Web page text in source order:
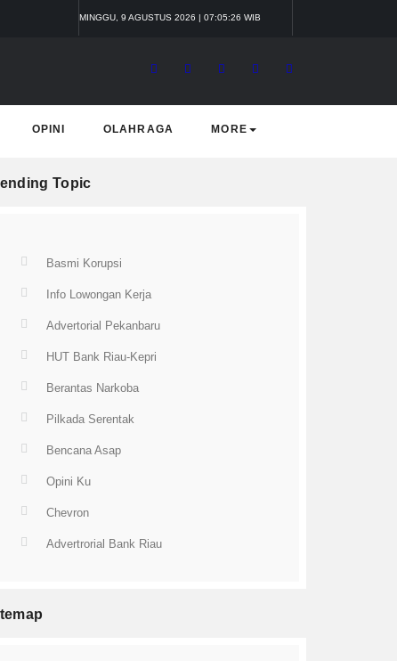
MINGGU, 9 AGUSTUS 2026 | 07:05:27 WIB
OPINI OLAHRAGA MORE
Topic
Basmi Korupsi
Info Lowongan Kerja
Advertorial Pekanbaru
HUT Bank Riau-Kepri
Berantas Narkoba
Pilkada Serentak
Bencana Asap
Opini Ku
Chevron
Advertrorial Bank Riau